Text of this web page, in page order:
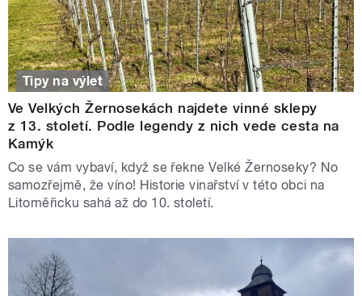
Tipy na výlet
Ve Velkých Žernosekách najdete vinné sklepy
z 13. století. Podle legendy z nich vede cesta na
Kamýk
Co se vám vybaví, když se řekne Velké Žernoseky? No
samozřejmě, že víno! Historie vinařství v této obci na
Litoměřicku sahá až do 10. století.